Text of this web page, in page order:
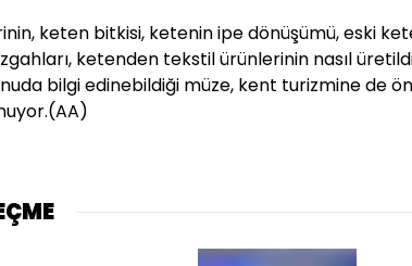
keten bitkisi, ketenin ipe dönüşümü, eski
ketenden tekstil ürünlerinin nasıl
bilgi edinebildiği müze, kent turizmine de
(AA)